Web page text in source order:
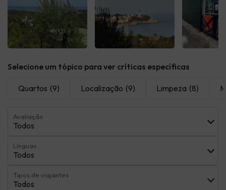
Selecione um tópico para ver críticas específicas
Quartos (9) Localização (9) Limpeza (8)
Avaliação
Todos
Línguas
Todos
Tipos de viajantes
Todos